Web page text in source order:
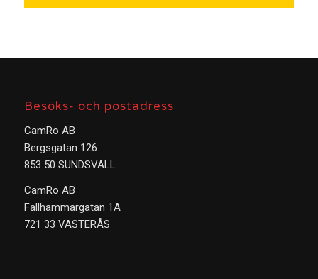
Besöks- och postadress
CamRo AB
Bergsgatan 126
853 50 SUNDSVALL
CamRo AB
Fallhammargatan 1A
721 33 VÄSTERÅS